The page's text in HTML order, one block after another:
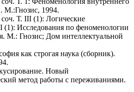
М.:Гнозис, 1994.
Т. III (1): Логические
(1): Исследования по феноменологии
М.: Гнозис; Дом интеллектуальной
как строгая наука (сборник).
Новый
метод работы с переживаниями.